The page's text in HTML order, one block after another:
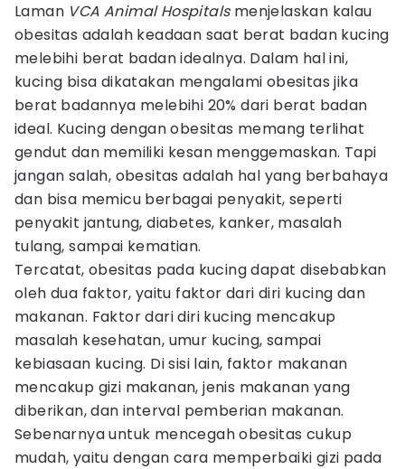
Laman VCA Animal Hospitals menjelaskan kalau
obesitas adalah keadaan saat berat badan kucing
melebihi berat badan idealnya. Dalam hal ini,
kucing bisa dikatakan mengalami obesitas jika
berat badannya melebihi 20% dari berat badan
ideal. Kucing dengan obesitas memang terlihat
gendut dan memiliki kesan menggemaskan. Tapi
jangan salah, obesitas adalah hal yang berbahaya
dan bisa memicu berbagai penyakit, seperti
penyakit jantung, diabetes, kanker, masalah
tulang, sampai kematian.
Tercatat, obesitas pada kucing dapat disebabkan
oleh dua faktor, yaitu faktor dari diri kucing dan
makanan. Faktor dari diri kucing mencakup
masalah kesehatan, umur kucing, sampai
kebiasaan kucing. Di sisi lain, faktor makanan
mencakup gizi makanan, jenis makanan yang
diberikan, dan interval pemberian makanan.
Sebenarnya untuk mencegah obesitas cukup
mudah, yaitu dengan cara memperbaiki gizi pada